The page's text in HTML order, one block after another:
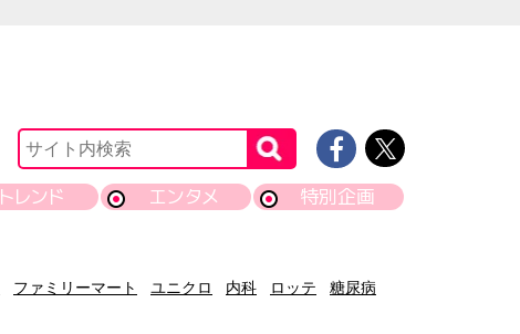
トレンド エンタメ 特別企画
ファミリーマート ユニクロ 内科 ロッテ
糖尿病